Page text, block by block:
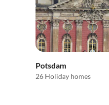
Potsdam
26 Holiday homes